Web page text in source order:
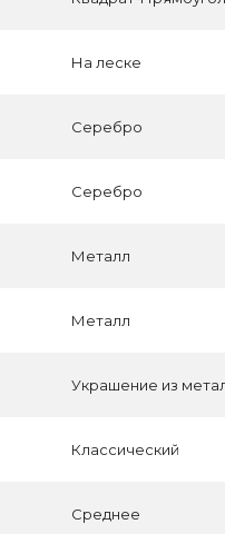
На леске
Серебро
Серебро
Металл
Металл
Украшение из
Классический
Среднее